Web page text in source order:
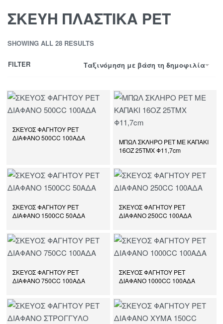
ΣΚΕΥΗ ΠΛΑΣΤΙΚΑ PET
SHOWING ALL 28 RESULTS
Ταξινόμηση με βάση τη δημοφιλία
FILTER
ΣΚΕΥΟΣ ΦΑΓΗΤΟΥ PET
ΔΙΑΦΑΝΟ 500CC 100ΑΔΑ
ΜΠΩΛ ΣΚΛΗΡΟ PET ΜΕ ΚΑΠΑΚΙ
16ΟΖ 25ΤΜΧ Φ11,7cm
ΣΚΕΥΟΣ ΦΑΓΗΤΟΥ PET
ΔΙΑΦΑΝΟ 1500CC 50ΑΔΑ
ΣΚΕΥΟΣ ΦΑΓΗΤΟΥ PET
ΔΙΑΦΑΝΟ 250CC 100ΑΔΑ
ΣΚΕΥΟΣ ΦΑΓΗΤΟΥ PET
ΔΙΑΦΑΝΟ 750CC 100ΑΔΑ
ΣΚΕΥΟΣ ΦΑΓΗΤΟΥ PET
ΔΙΑΦΑΝΟ 1000CC 100ΑΔΑ